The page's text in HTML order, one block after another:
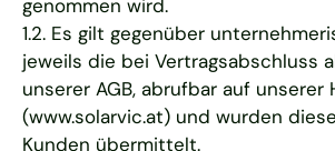
genommen wird.
1.2. Es gilt gegenüber
jeweils die bei Vertragsabschluss
unserer AGB, abrufbar auf unserer
(www.solarvic.at) und wurden
Kunden übermittelt.